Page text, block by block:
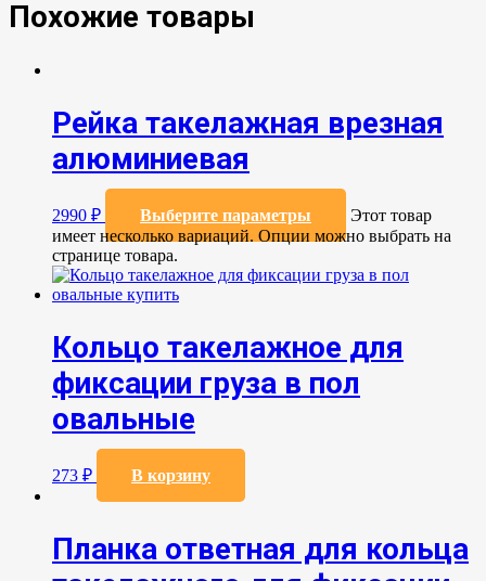
Похожие товары
Рейка такелажная врезная
алюминиевая
2990 ₽ Выберите параметры
Этот товар
имеет несколько вариаций. Опции можно выбрать на
странице товара.
Кольцо такелажное для
фиксации груза в пол
овальные
273 ₽ В корзину
Планка ответная для кольца